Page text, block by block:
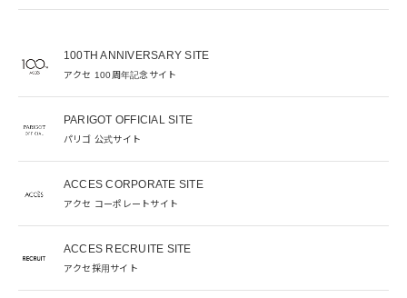
100TH ANNIVERSARY SITE
アクセ 100周年記念サイト
PARIGOT OFFICIAL SITE
パリゴ 公式サイト
ACCES CORPORATE SITE
アクセ コーポレートサイト
ACCES RECRUITE SITE
アクセ採用サイト